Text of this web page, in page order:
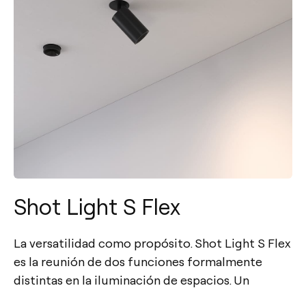
Shot Light S Flex
La versatilidad como propósito. Shot Light S Flex
es la reunión de dos funciones formalmente
distintas en la iluminación de espacios. Un